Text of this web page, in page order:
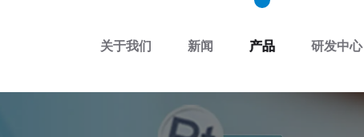
关于我们 新闻 产品 研发中心